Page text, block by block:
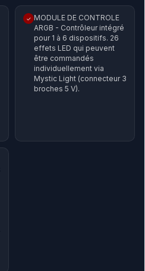
✓ MODULE DE CONTROLE
ARGB - Contrôleur intégré
pour 1 à 6 dispositifs. 26
effets LED qui peuvent
être commandés
individuellement via
Mystic Light (connecteur 3
broches 5 V).